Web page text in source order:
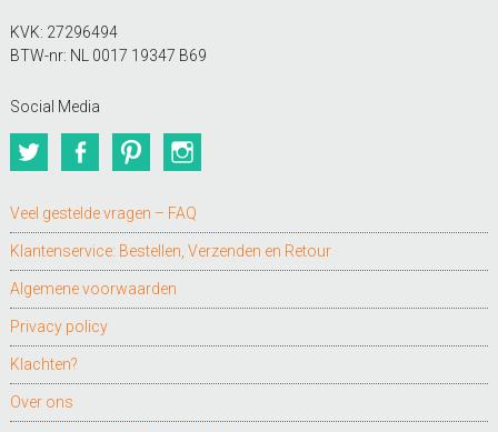
KVK: 27296494
BTW-nr: NL 0017 19347 B69
Social Media
TwitterFacebookPinterest
Veel gestelde vragen – FAQ
Klantenservice: Bestellen, Verzenden en Retour
Algemene voorwaarden
Privacy policy
Klachten?
Over ons